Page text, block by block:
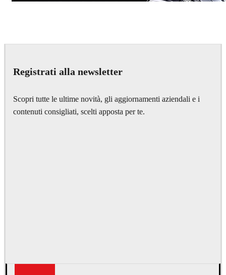
Registrati alla newsletter
Scopri tutte le ultime novità, gli aggiornamenti aziendali e i
contenuti consigliati, scelti apposta per te.